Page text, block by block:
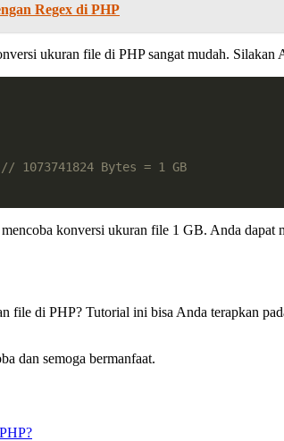
Regex di PHP
ukuran file di PHP sangat mudah.
// 1073741824 Bytes = 1 GB
konversi ukuran file 1 GB. Anda
file di PHP? Tutorial ini bisa Anda terapkan
dan semoga bermanfaat.